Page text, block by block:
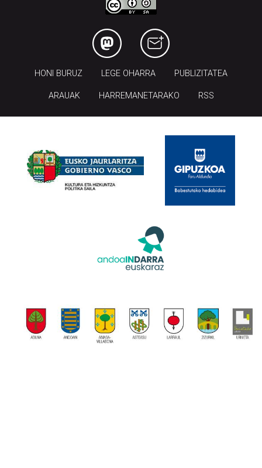
HONI BURUZ LEGE OHARRA PUBLIZITATEA
ARAUAK HARREMANETARAKO RSS